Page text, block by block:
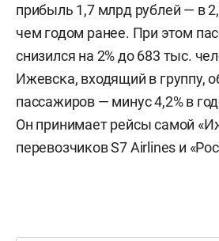
прибыль 1,7 млрд рублей — в
чем годом ранее. При этом
снизился на 2% до 683 тыс.
Ижевска, входящий в группу,
пассажиров — минус 4,2% в
Он принимает рейсы самой
перевозчиков S7 Airlines и